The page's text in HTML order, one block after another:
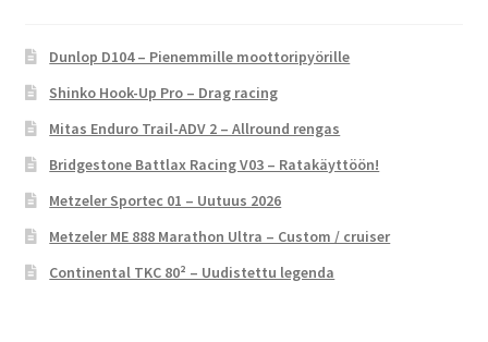
Dunlop D104 – Pienemmille moottoripyörille
Shinko Hook-Up Pro – Drag racing
Mitas Enduro Trail-ADV 2 – Allround rengas
Bridgestone Battlax Racing V03 – Ratakäyttöön!
Metzeler Sportec 01 – Uutuus 2026
Metzeler ME 888 Marathon Ultra – Custom / cruiser
Continental TKC 80² – Uudistettu legenda